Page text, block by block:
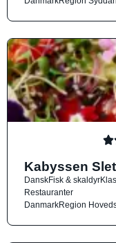
Kabyssen
DanskFisk & skaldyr
Restauranter
DanmarkRegion